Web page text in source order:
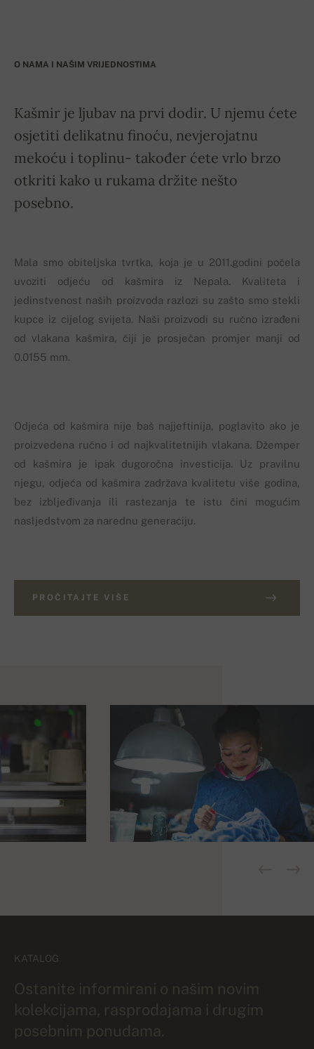
O NAMA I NAŠIM VRIJEDNOSTIMA
Kašmir je ljubav na prvi dodir. U njemu ćete
osjetiti delikatnu finoću, nevjerojatnu
mekoću i toplinu- također ćete vrlo brzo
otkriti kako u rukama držite nešto
posebno.
Mala smo obiteljska tvrtka, koja je u 2011.godini počela
uvoziti odjeću od kašmira iz Nepala. Kvaliteta i
jedinstvenost naših proizvoda razlozi su zašto smo stekli
kupce iz cijelog svijeta. Naši proizvodi su ručno izrađeni
od vlakana kašmira, čiji je prosječan promjer manji od
0.0155 mm.
Odjeća od kašmira nije baš najjeftinija, poglavito ako je
proizvedena ručno i od najkvalitetnijih vlakana. Džemper
od kašmira je ipak dugoročna investicija. Uz pravilnu
njegu, odjeća od kašmira zadržava kvalitetu više godina,
bez izbljeđivanja ili rastezanja te istu čini mogućim
nasljedstvom za narednu generaciju.
PROČITAJTE VIŠE
KATALOG
Ostanite informirani o našim novim
kolekcijama, rasprodajama i drugim
posebnim ponudama.